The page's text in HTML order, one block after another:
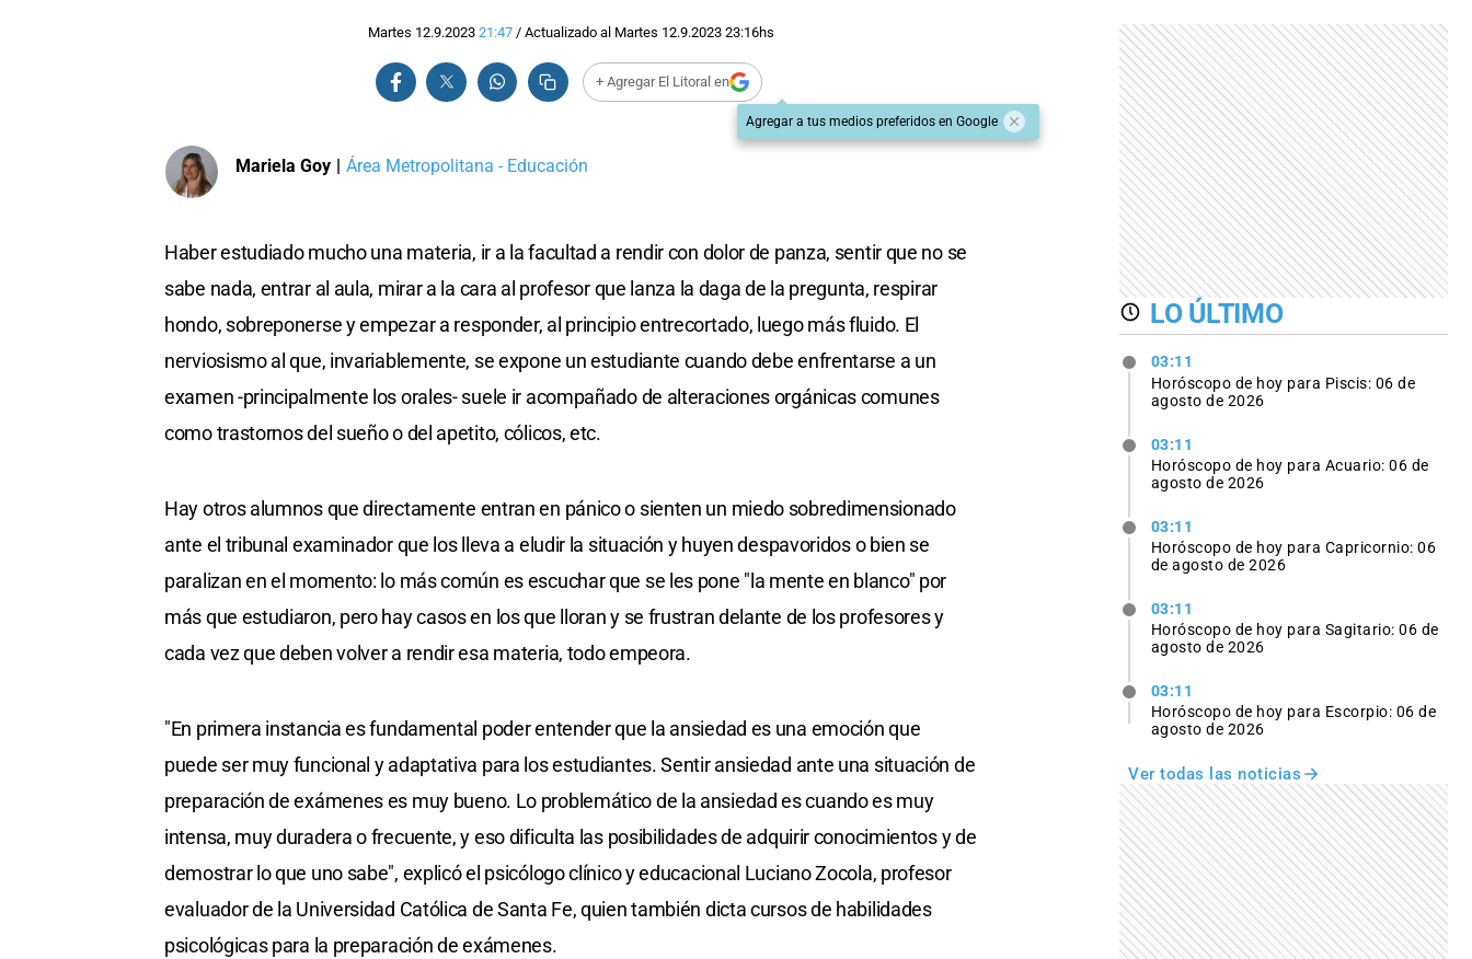
Martes 12.9.2023 21:47/ Actualizado al Martes 12.9.2023 23:16hs
+ Agregar El Litoral en
Agregar a tus medios preferidos en Google
Mariela Goy | Área Metropolitana - Educación
Haber estudiado mucho una materia, ir a la facultad a rendir con dolor de panza, sentir que no se
sabe nada, entrar al aula, mirar a la cara al profesor que lanza la daga de la pregunta, respirar
hondo, sobreponerse y empezar a responder, al principio entrecortado, luego más fluido. El
nerviosismo al que, invariablemente, se expone un estudiante cuando debe enfrentarse a un
examen -principalmente los orales- suele ir acompañado de alteraciones orgánicas comunes
como trastornos del sueño o del apetito, cólicos, etc.
Hay otros alumnos que directamente entran en pánico o sienten un miedo sobredimensionado
ante el tribunal examinador que los lleva a eludir la situación y huyen despavoridos o bien se
paralizan en el momento: lo más común es escuchar que se les pone "la mente en blanco" por
más que estudiaron, pero hay casos en los que lloran y se frustran delante de los profesores y
cada vez que deben volver a rendir esa materia, todo empeora.
"En primera instancia es fundamental poder entender que la ansiedad es una emoción que
puede ser muy funcional y adaptativa para los estudiantes. Sentir ansiedad ante una situación de
preparación de exámenes es muy bueno. Lo problemático de la ansiedad es cuando es muy
intensa, muy duradera o frecuente, y eso dificulta las posibilidades de adquirir conocimientos y de
demostrar lo que uno sabe", explicó el psicólogo clínico y educacional Luciano Zocola, profesor
evaluador de la Universidad Católica de Santa Fe, quien también dicta cursos de habilidades
psicológicas para la preparación de exámenes.
LO ÚLTIMO
03:11
Horóscopo de hoy para Piscis: 06 de
agosto de 2026
03:11
Horóscopo de hoy para Acuario: 06 de
agosto de 2026
03:11
Horóscopo de hoy para Capricornio: 06
de agosto de 2026
03:11
Horóscopo de hoy para Sagitario: 06 de
agosto de 2026
03:11
Horóscopo de hoy para Escorpio: 06 de
agosto de 2026
Ver todas las noticias